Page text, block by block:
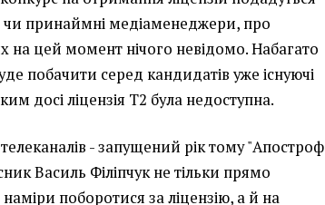
чи принаймні медіаменеджери, про
на цей момент нічого невідомо. Набагато
побачити серед кандидатів уже існуючі
досі ліцензія Т2 була недоступна.
- запущений рік тому "Апостроф
Василь Філіпчук не тільки прямо
поборотися за ліцензію, а й на